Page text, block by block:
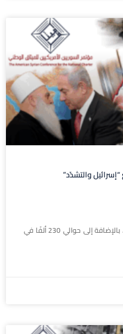
والتشدّد”
يُقدر عدد الدروز في سوريا بنحو 700 ألف، بالإضافة إلى حوالي 230 ألفًا في